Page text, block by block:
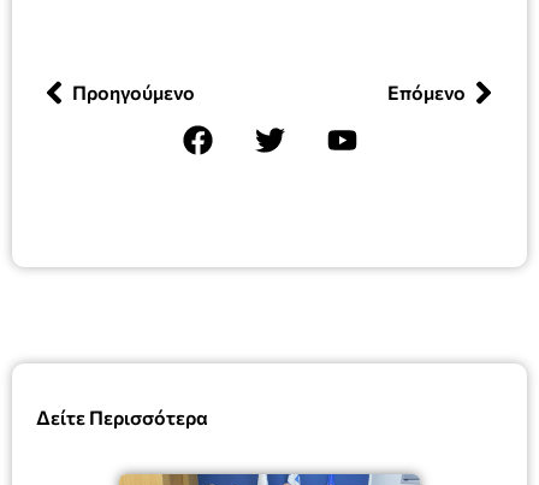
Δείτε Περισσότερα
Προηγούμενο Επόμενο